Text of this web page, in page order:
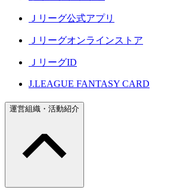
Ｊリーグ公式アプリ
Ｊリーグオンラインストア
ＪリーグID
J.LEAGUE FANTASY CARD
運営組織・活動紹介